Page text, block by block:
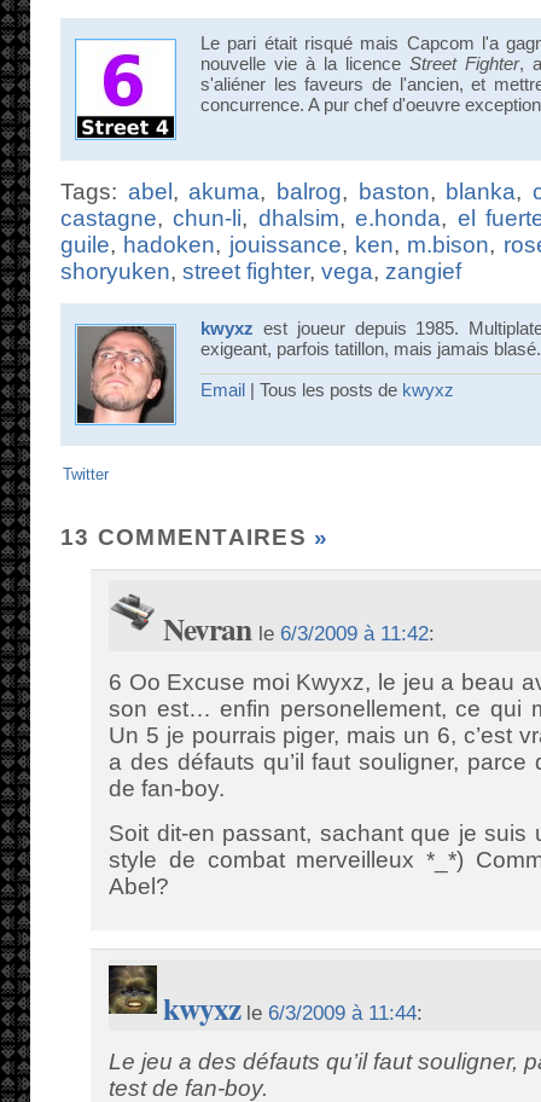
Le pari était risqué mais Capcom l'a
nouvelle vie à la licence Street Fighter,
s'aliéner les faveurs de l'ancien, et
concurrence. A pur chef d'oeuvre
Tags: abel ,akuma, balrog, baston, blanka,
castagne,chun-li, dhalsim,e.honda, el
guile, hadoken, jouissance, ken, m.bison,
shoryuken, street fighter, vega, zangief
kwyxz est joueur depuis 1985.
exigeant, parfois tatillon, mais jamais blasé.
Email | Tous les posts de kwyxz
Twitter
13 COMMENTAIRES »
Nevranle 6/3/2009 à 11:42:
6 Oo Excuse moi Kwyxz, le jeu a beau
son est… enfin personellement, ce qui
Un 5 je pourrais piger, mais un 6, c’est
a des défauts qu’il faut souligner,
de fan-boy.
Soit dit-en passant, sachant que je suis
style de combat merveilleux *_*)
Abel?
kwyxzle 6/3/2009 à 11:44:
Le jeu a des défauts qu’il faut souligner,
test de fan-boy.